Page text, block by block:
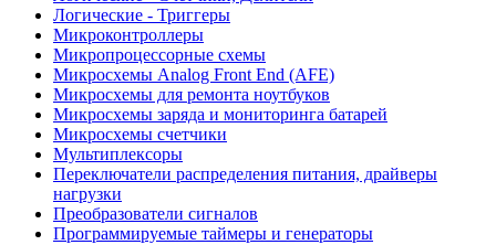
Логические - Триггеры
Микроконтроллеры
Микропроцессорные схемы
Микросхемы Analog Front End (AFE)
Микросхемы для ремонта ноутбуков
Микросхемы заряда и мониторинга батарей
Микросхемы счетчики
Мультиплексоры
Переключатели распределения питания, драйверы
нагрузки
Преобразователи сигналов
Программируемые таймеры и генераторы